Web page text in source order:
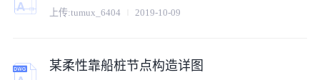
上传:tumux_6404 2019-10-09
某柔性靠船桩节点构造详图